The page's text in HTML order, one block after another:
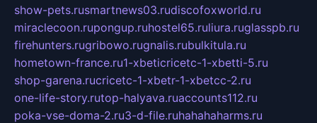
show-pets.rusmartnews03.rudiscofoxworld.ru
miraclecoon.rupongup.ruhostel65.ruliura.ruglasspb.ru
firehunters.rugribowo.rugnalis.rubulkitula.ru
hometown-france.ru1-xbeticricetc-1-xbetti-5.ru
shop-garena.rucricetc-1-xbetr-1-xbetcc-2.ru
one-life-story.rutop-halyava.ruaccounts112.ru
poka-vse-doma-2.ru3-d-file.ruhahahaharms.ru